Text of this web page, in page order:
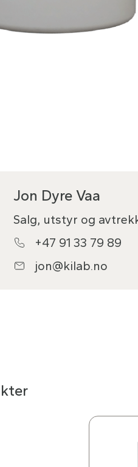
Jon Dyre Vaa
Salg, utstyr og
+47 91 33 79 89
jon@kilab.no